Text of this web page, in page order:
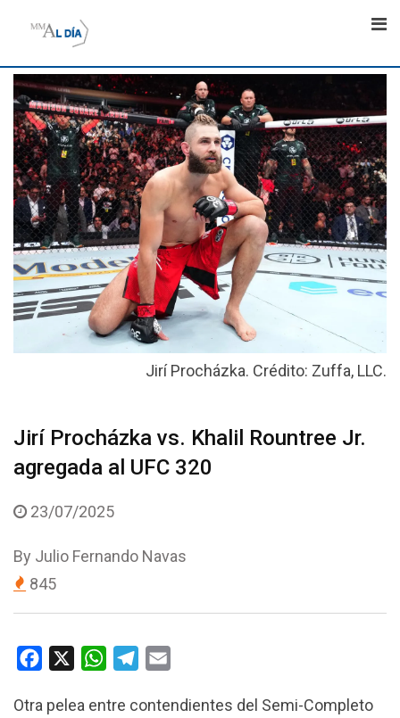
Jirí Procházka. Crédito: Zuffa, LLC.
Jirí Procházka vs. Khalil Rountree Jr.
agregada al UFC 320
23/07/2025
By Julio Fernando Navas
845
c
W
a
l
a
Otra pelea entre contendientes del Semi-Completo